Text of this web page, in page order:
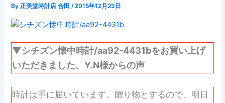
By正美堂時計店 合田/2015年12月23日
▼シチズン懐中時計/aa92-4431bをお買い上げ
いただきました、Y.N様からの声
時計は手に届いています。贈り物とするので、明日